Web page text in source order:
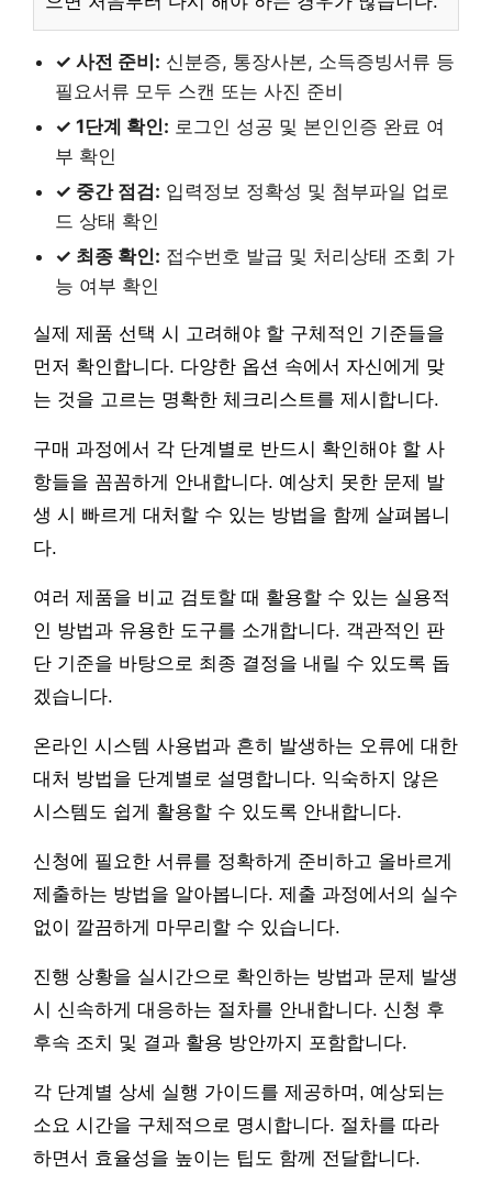
✓ 사전 준비: 신분증, 통장사본, 소득증빙서류 등
필요서류 모두 스캔 또는 사진 준비
✓ 1단계 확인: 로그인 성공 및 본인인증 완료 여
부 확인
✓ 중간 점검: 입력정보 정확성 및 첨부파일 업로
드 상태 확인
✓ 최종 확인: 접수번호 발급 및 처리상태 조회 가
능 여부 확인
실제 제품 선택 시 고려해야 할 구체적인 기준들을
먼저 확인합니다. 다양한 옵션 속에서 자신에게 맞
는 것을 고르는 명확한 체크리스트를 제시합니다.
구매 과정에서 각 단계별로 반드시 확인해야 할 사
항들을 꼼꼼하게 안내합니다. 예상치 못한 문제 발
생 시 빠르게 대처할 수 있는 방법을 함께 살펴봅니
다.
여러 제품을 비교 검토할 때 활용할 수 있는 실용적
인 방법과 유용한 도구를 소개합니다. 객관적인 판
단 기준을 바탕으로 최종 결정을 내릴 수 있도록 돕
겠습니다.
온라인 시스템 사용법과 흔히 발생하는 오류에 대한
대처 방법을 단계별로 설명합니다. 익숙하지 않은
시스템도 쉽게 활용할 수 있도록 안내합니다.
신청에 필요한 서류를 정확하게 준비하고 올바르게
제출하는 방법을 알아봅니다. 제출 과정에서의 실수
없이 깔끔하게 마무리할 수 있습니다.
진행 상황을 실시간으로 확인하는 방법과 문제 발생
시 신속하게 대응하는 절차를 안내합니다. 신청 후
후속 조치 및 결과 활용 방안까지 포함합니다.
각 단계별 상세 실행 가이드를 제공하며, 예상되는
소요 시간을 구체적으로 명시합니다. 절차를 따라
하면서 효율성을 높이는 팁도 함께 전달합니다.